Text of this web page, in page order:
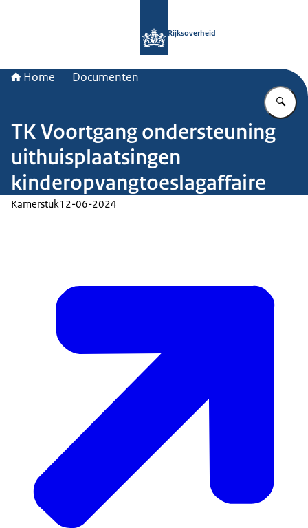
Rijksoverheid
Home Documenten
TK Voortgang ondersteuning
uithuisplaatsingen
kinderopvangtoeslagaffaire
Kamerstuk12-06-2024